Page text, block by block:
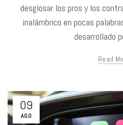
desglosar los pros y los
inalámbrico en pocas
desarrollado
Read
09
AGO